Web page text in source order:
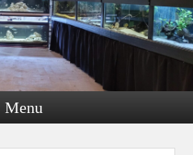
Menu